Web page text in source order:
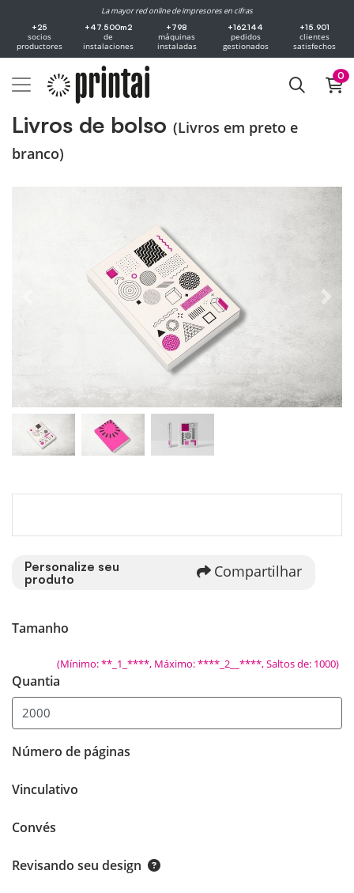
La mayor red online de impresores en cifras
+25
socios
productores
+47.500m2
de
instalaciones
+798
máquinas
instaladas
+162.144
pedidos
gestionados
+15.901
clientes
satisfechos
0
Livros de bolso (Livros em preto e
branco)
Personalize seu
produto
Compartilhar
Tamanho
(Mínimo: **_1_****, Máximo: ****_2__****, Saltos de: 1000)
Quantia
Número de páginas
Vinculativo
Convés
Revisando seu design